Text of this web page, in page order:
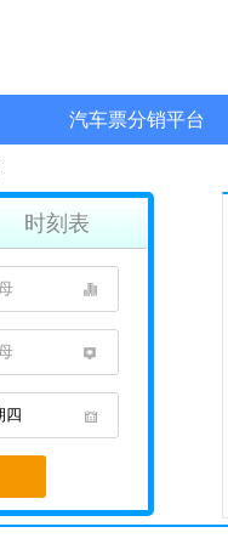
汽车票分销平台
时刻表
1
1